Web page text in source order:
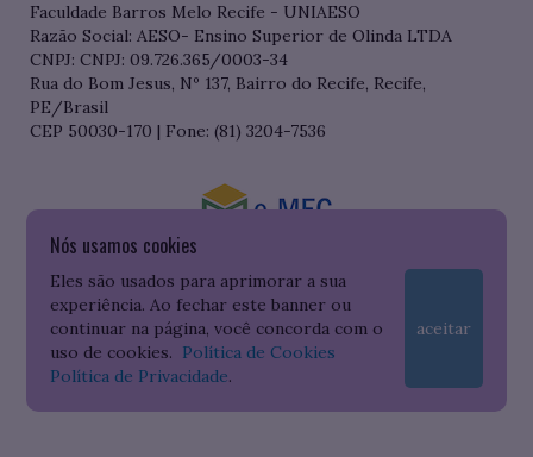
Nós usamos cookies
Eles são usados para aprimorar a sua
experiência. Ao fechar este banner ou
continuar na página, você concorda com o
uso de cookies. Política de Cookies
Política de Privacidade.
aceitar
Faculdade Barros Melo Recife - UNIAESO
Razão Social: AESO- Ensino Superior de Olinda LTDA
CNPJ: CNPJ: 09.726.365/0003-34
Rua do Bom Jesus, Nº 137, Bairro do Recife, Recife,
PE/Brasil
CEP 50030-170 | Fone: (81) 3204-7536
Consulte o cadastro da Instituição no Sistema do e-MEC